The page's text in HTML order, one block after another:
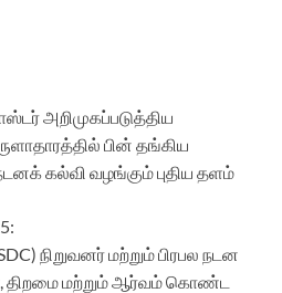
அறிமுகப்படுத்திய
பின் தங்கிய
கல்வி வழங்கும் புதிய தளம்
நிறுவனர் மற்றும் பிரபல நடன
திறமை மற்றும் ஆர்வம் கொண்ட